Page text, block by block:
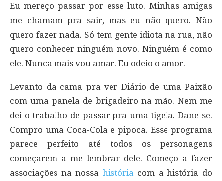
Eu mereço passar por esse luto. Minhas amigas
me chamam pra sair, mas eu não quero. Não
quero fazer nada. Só tem gente idiota na rua, não
quero conhecer ninguém novo. Ninguém é como
ele. Nunca mais vou amar. Eu odeio o amor.
Levanto da cama pra ver Diário de uma Paixão
com uma panela de brigadeiro na mão. Nem me
dei o trabalho de passar pra uma tigela. Dane-se.
Compro uma Coca-Cola e pipoca. Esse programa
parece perfeito até todos os personagens
começarem a me lembrar dele. Começo a fazer
associações na nossa história com a história do